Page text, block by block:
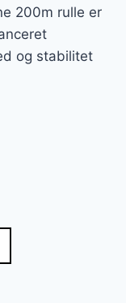
200m rulle er
og stabilitet